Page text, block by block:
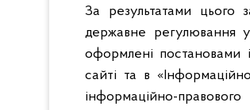
За результатами цього
державне регулювання
оформлені постановами
сайті та в
інформаційно-